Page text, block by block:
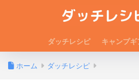
ダッチレシピ キャンプ
ホーム ダッチレシピ